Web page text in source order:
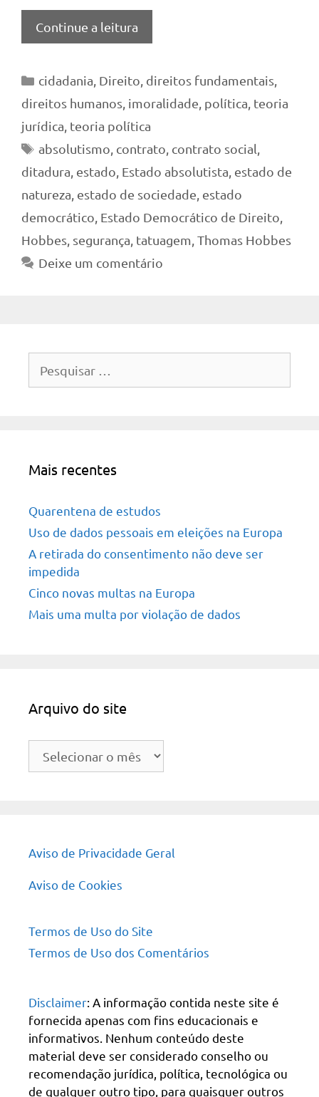
Continue a leitura
Categorias
cidadania Direito direitos fundamentais,
direitos humanos imoralidade política teoria
jurídica teoria política
Tags
absolutismo contrato contrato social
ditadura estado Estado absolutista estado de
natureza estado de sociedade estado
democrático Estado Democrático de Direito
Hobbes segurança tatuagem Thomas Hobbes
Deixe um comentário
por:
Mais recentes
Quarentena de estudos
Uso de dados pessoais em eleições na Europa
A retirada do consentimento não deve ser
impedida
Cinco novas multas na Europa
Mais uma multa por violação de dados
Arquivo do site
Arquivo
Aviso de Privacidade Geral
Aviso de Cookies
Termos de Uso do Site
Termos de Uso dos Comentários
Disclaimer: A informação contida neste site é
fornecida apenas com fins educacionais e
informativos. Nenhum conteúdo deste
material deve ser considerado conselho ou
recomendação jurídica, política, tecnológica ou
de qualquer outro tipo, para quaisquer outros